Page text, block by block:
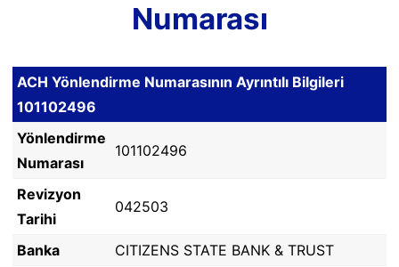
Numarası
ACH Yönlendirme Numarasının Ayrıntılı Bilgileri
101102496
Yönlendirme
Numarası
101102496
Revizyon
Tarihi
042503
Banka
CITIZENS STATE BANK & TRUST